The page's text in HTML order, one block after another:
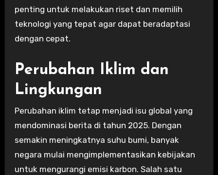
penting untuk melakukan riset dan memilih
teknologi yang tepat agar dapat beradaptasi
dengan cepat.
Perubahan Iklim dan
Lingkungan
Perubahan iklim tetap menjadi isu global yang
mendominasi berita di tahun 2025. Dengan
semakin meningkatnya suhu bumi, banyak
negara mulai mengimplementasikan kebijakan
untuk mengurangi emisi karbon. Salah satu